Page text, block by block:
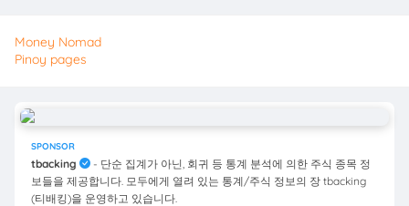
Money Nomad
Pinoy pages
SPONSOR
tbacking
- 단순 집계가 아닌, 회귀 등 통계 분석에 의한 주식 종목 정
보들을 제공합니다. 모두에게 열려 있는 통계/주식 정보의 장 tbacking
(티배킹)을 운영하고 있습니다.